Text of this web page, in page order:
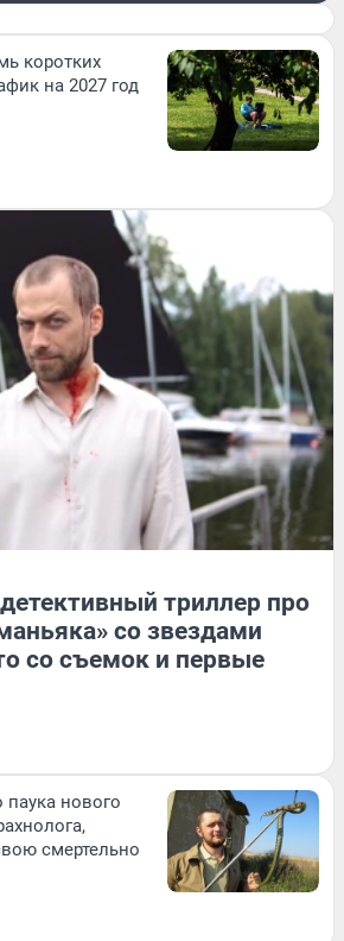
коротких
на 2027 год
триллер про
со звездами
со съемок и первые
паука нового
смертельно